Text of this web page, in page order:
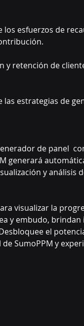
esfuerzos de
y retención de
estrategias de
de panel
generará
y análisis
visualizar la
y embudo,
el
SumoPPM y